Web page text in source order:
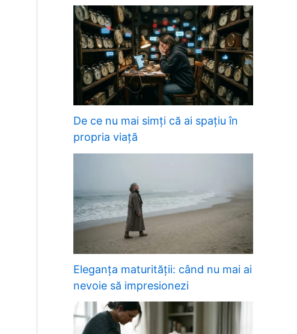
De ce nu mai simți că ai spațiu în
propria viață
Eleganța maturității: când nu mai ai
nevoie să impresionezi